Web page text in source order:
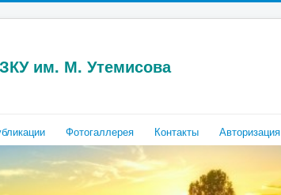
им. М. Утемисова
Фотогаллерея Контакты Авторизация